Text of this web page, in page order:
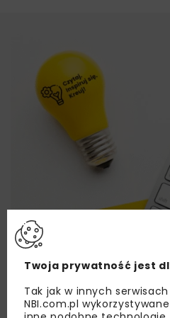
Twoja prywatność jest
Tak jak w innych
NBI.com.pl